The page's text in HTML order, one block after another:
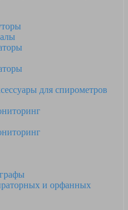
для спирометров
и орфанных